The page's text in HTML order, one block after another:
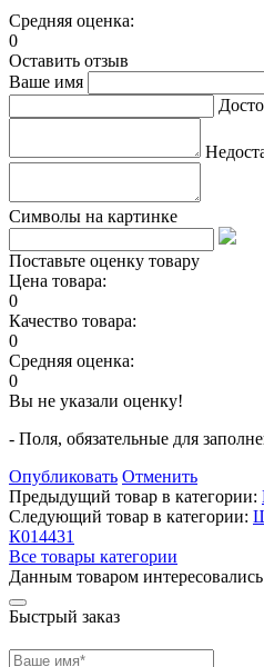
Средняя оценка:
0
Оставить отзыв
Ваше имя
Символы на картинке
Поставьте оценку товару
Цена товара:
0
Качество товара:
0
Средняя оценка:
0
Вы не указали оценку!
- Поля, обязательные для
Опубликовать Отменить
Предыдущий товар в категории:
Следующий товар в категории:
К014431
Все товары категории
Данным товаром интересовались
Быстрый заказ